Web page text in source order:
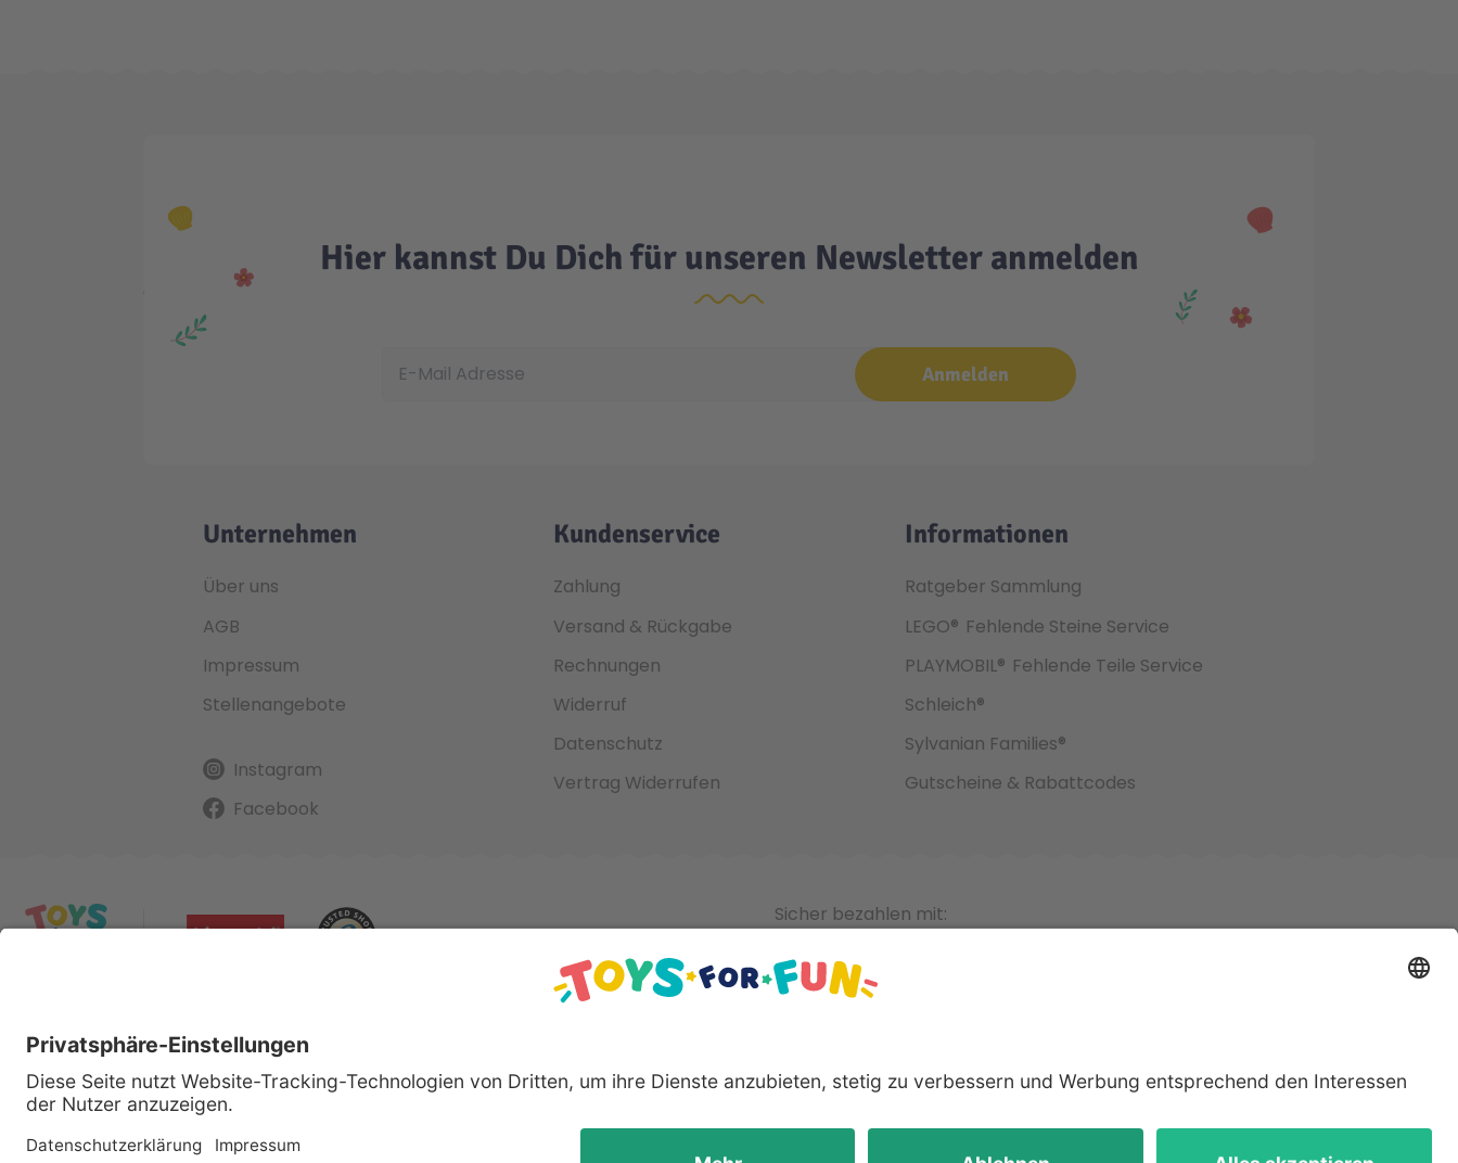
Hier kannst Du Dich für unseren Newsletter anmelden
Anmelden
Unternehmen
Über uns
AGB
Impressum
Stellenangebote
Instagram
Facebook
Kundenservice
Zahlung
Versand & Rückgabe
Rechnungen
Widerruf
Datenschutz
Vertrag Widerrufen
Informationen
Ratgeber Sammlung
LEGO® Fehlende Steine Service
PLAYMOBIL® Fehlende Teile Service
Schleich®
Sylvanian Families®
Gutscheine & Rabattcodes
Sicher bezahlen mit:
Alle genannten Produkte und Logos sind eingetragene Warenzeichen der jeweiligen
Hersteller.